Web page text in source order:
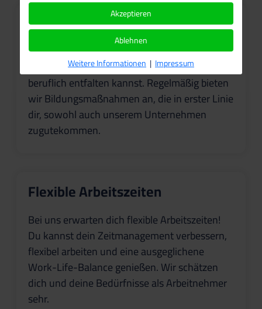
Weiterbildungen
Bei uns gibt es jede Menge
Weiterbildungsmöglichkeiten, damit du dich
beruflich entfalten kannst. Regelmäßig bieten
wir Bildungsmaßnahmen an, die in erster Linie
dir, sowohl auch unserem Unternehmen
zugutekommen.
Flexible Arbeitszeiten
Bei uns erwarten dich flexible Arbeitszeiten!
Du kannst dein Zeitmanagement verbessern,
flexibel arbeiten und eine ausgeglichene
Work-Life-Balance genießen. Wir schätzen
dich und deine Bedürfnisse als Arbeitnehmer
sehr.
Akzeptieren
Ablehnen
Weitere Informationen | Impressum